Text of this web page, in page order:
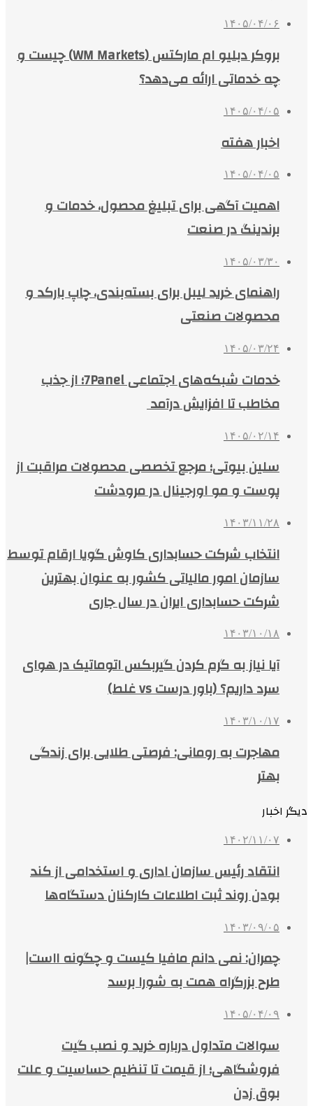
۱۴۰۵/۰۴/۰۶
بروکر دبلیو ام مارکتس (WM Markets) چیست و
چه خدماتی ارائه می‌دهد؟
۱۴۰۵/۰۴/۰۵
اخبار هفته
۱۴۰۵/۰۴/۰۵
اهمیت آگهی برای تبلیغ محصول، خدمات و
برندینگ در صنعت
۱۴۰۵/۰۳/۳۰
راهنمای خرید لیبل برای بسته‌بندی، چاپ بارکد و
محصولات صنعتی
۱۴۰۵/۰۳/۲۴
خدمات شبکه‌های اجتماعی 7Panel؛ از جذب
مخاطب تا افزایش درآمد
۱۴۰۵/۰۲/۱۴
سلین بیوتی؛ مرجع تخصصی محصولات مراقبت از
پوست و مو اورجینال در مرودشت
۱۴۰۳/۱۱/۲۸
انتخاب شرکت حسابداری کاوش گویا ارقام توسط
سازمان امور مالیاتی کشور به عنوان بهترین
شرکت حسابداری ایران در سال جاری
۱۴۰۳/۱۰/۱۸
آیا نیاز به گرم کردن گیربکس اتوماتیک در هوای
سرد داریم؟ (باور درست vs غلط)
۱۴۰۳/۱۰/۱۷
مهاجرت به رومانی: فرصتی طلایی برای زندگی
بهتر
دیگر اخبار
۱۴۰۲/۱۱/۰۷
انتقاد رئیس سازمان اداری و استخدامی از کند
بودن روند ثبت اطلاعات کارکنان دستگاه‌ها
۱۴۰۳/۰۹/۰۵
چمران: نمی دانم مافیا کیست و چگونه ااست|
طرح بزرگراه همت به شورا برسد
۱۴۰۵/۰۴/۰۹
سوالات متداول درباره خرید و نصب گیت
فروشگاهی؛ از قیمت تا تنظیم حساسیت و علت
بوق زدن